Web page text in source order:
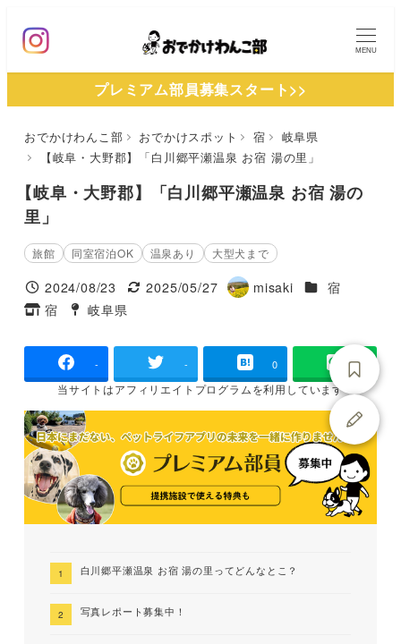
ン
MENU
プレミアム部員募集スタート>>
おでかけわんこ部 おでかけスポット 宿
岐阜県
【岐阜・大野郡】「白川郷平瀬温泉 お宿 湯の里」
【岐阜・大野郡】「白川郷平瀬温泉 お宿 湯の
里」
旅館 同室宿泊OK 温泉あり 大型犬まで
投稿日
2024/08/23
更新日
2025/05/27
著
misaki 施設ジャンル
宿
タグ
宿
タグ
岐阜県
- - 0
当サイトはアフィリエイトプログラムを利用しています
白川郷平瀬温泉 お宿 湯の里ってどんなとこ？
写真レポート募集中！